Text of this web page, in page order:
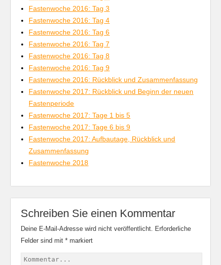
Fastenwoche 2016: Tag 3
Fastenwoche 2016: Tag 4
Fastenwoche 2016: Tag 6
Fastenwoche 2016: Tag 7
Fastenwoche 2016: Tag 8
Fastenwoche 2016: Tag 9
Fastenwoche 2016: Rückblick und Zusammenfassung
Fastenwoche 2017: Rückblick und Beginn der neuen
Fastenperiode
Fastenwoche 2017: Tage 1 bis 5
Fastenwoche 2017: Tage 6 bis 9
Fastenwoche 2017: Aufbautage, Rückblick und
Zusammenfassung
Fastenwoche 2018
Schreiben Sie einen Kommentar
Deine E-Mail-Adresse wird nicht veröffentlicht. Erforderliche
Felder sind mit* markiert